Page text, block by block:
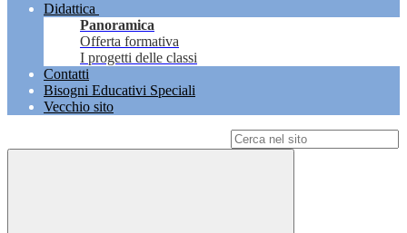
Didattica
Panoramica
Offerta formativa
I progetti delle classi
Contatti
Bisogni Educativi Speciali
Vecchio sito